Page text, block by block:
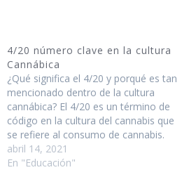
4/20 número clave en la cultura
Cannábica
¿Qué significa el 4/20 y porqué es tan
mencionado dentro de la cultura
cannábica? El 4/20 es un término de
código en la cultura del cannabis que
se refiere al consumo de cannabis.
En 1975, 5 estudiantes de secundaria
en San Rafael California High School,
abril 14, 2021
En "Educación"